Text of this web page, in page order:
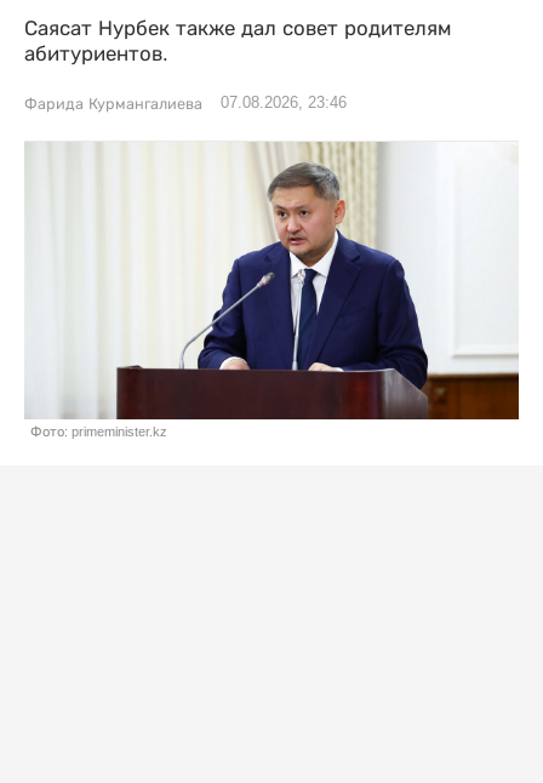
Саясат Нурбек также дал совет родителям
абитуриентов.
Фарида Курмангалиева 07.08.2026, 23:46
Фото: primeminister.kz